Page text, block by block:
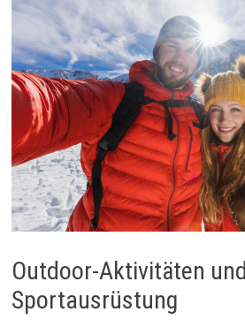
Outdoor-Aktivitäten und
Sportausrüstung